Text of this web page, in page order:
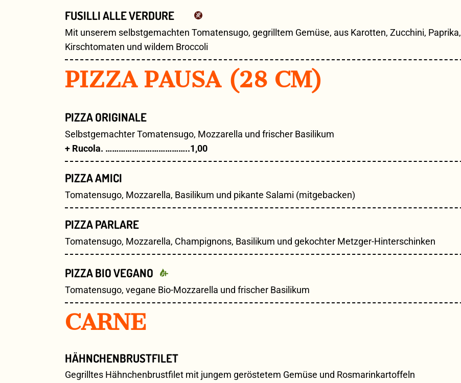
FUSILLI ALLE VERDURE
Mit unserem selbstgemachten Tomatensugo, gegrilltem Gemüse, aus Karotten, Zucchini, Paprika,
Kirschtomaten und wildem Broccoli
PIZZA PAUSA (28 CM)
PIZZA ORIGINALE
Selbstgemachter Tomatensugo, Mozzarella und frischer Basilikum
+ Rucola. ………………………………..1,00
PIZZA AMICI
Tomatensugo, Mozzarella, Basilikum und pikante Salami (mitgebacken)
PIZZA PARLARE
Tomatensugo, Mozzarella, Champignons, Basilikum und gekochter Metzger-Hinterschinken
PIZZA BIO VEGANO
Tomatensugo, vegane Bio-Mozzarella und frischer Basilikum
CARNE
HÄHNCHENBRUSTFILET
Gegrilltes Hähnchenbrustfilet mit jungem geröstetem Gemüse und Rosmarinkartoffeln